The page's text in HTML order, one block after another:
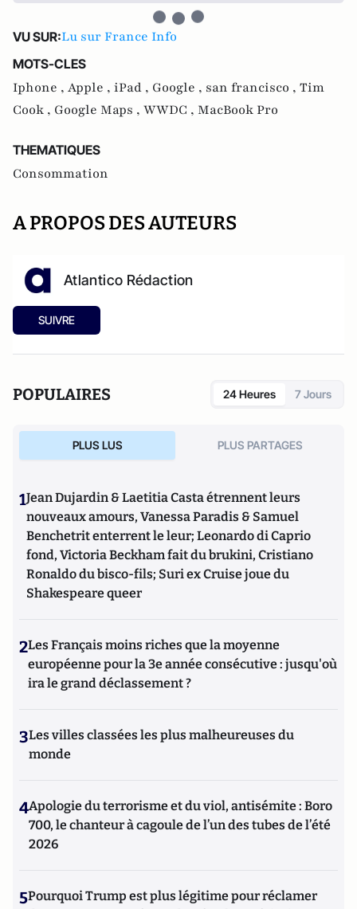
VU SUR:Lu sur France Info
MOTS-CLES
Iphone , Apple , iPad , Google , san francisco , Tim
Cook , Google Maps , WWDC , MacBook Pro
THEMATIQUES
Consommation
A PROPOS DES AUTEURS
Atlantico Rédaction
SUIVRE
POPULAIRES 24 Heures 7 Jours
PLUS LUS PLUS PARTAGES
1Jean Dujardin & Laetitia Casta étrennent leurs
nouveaux amours, Vanessa Paradis & Samuel
Benchetrit enterrent le leur; Leonardo di Caprio
fond, Victoria Beckham fait du brukini, Cristiano
Ronaldo du bisco-fils; Suri ex Cruise joue du
Shakespeare queer
2Les Français moins riches que la moyenne
européenne pour la 3e année consécutive : jusqu'où
ira le grand déclassement ?
3Les villes classées les plus malheureuses du
monde
4Apologie du terrorisme et du viol, antisémite : Boro
700, le chanteur à cagoule de l’un des tubes de l’été
2026
5Pourquoi Trump est plus légitime pour réclamer